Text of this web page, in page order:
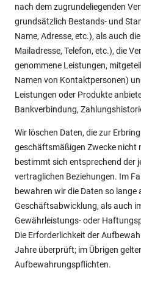
nach dem zugrundeliegenden
grundsätzlich Bestands- und
Name, Adresse, etc.), als auch
Mailadresse, Telefon, etc.), die
genommene Leistungen,
Namen von Kontaktpersonen)
Leistungen oder Produkte
Bankverbindung,
Wir löschen Daten, die zur
geschäftsmäßigen Zwecke nicht
bestimmt sich entsprechend der
vertraglichen Beziehungen. Im
bewahren wir die Daten so lange
Geschäftsabwicklung, als auch
Gewährleistungs- oder
Die Erforderlichkeit der
Jahre überprüft; im Übrigen
Aufbewahrungspflichten.